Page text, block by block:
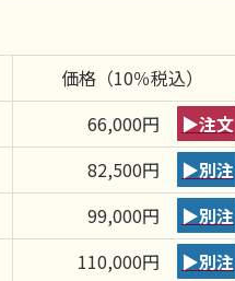
価格（10％税込）
66,000円
▶注文
82,500円
▶別注
99,000円
▶別注
110,000円
▶別注